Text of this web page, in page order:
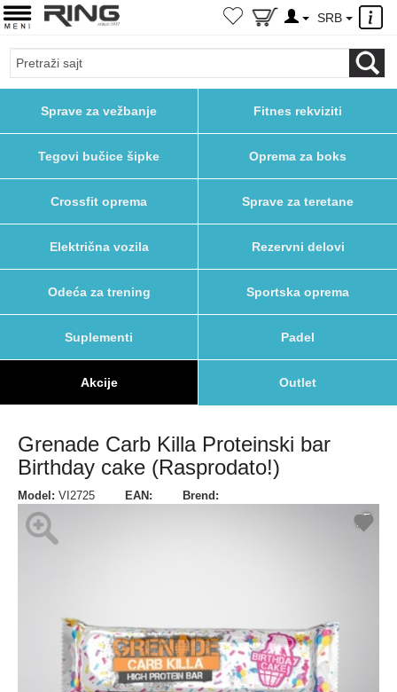
×
SRB
Sprave za vežbanje Fitnes rekviziti
Tegovi bučice šipke Oprema za boks
Crossfit oprema Sprave za teretane
Električna vozila Rezervni delovi
Odeća za trening Sportska oprema
Suplementi Padel
Akcije Outlet
Grenade Carb Killa Proteinski bar
Birthday cake (Rasprodato!)
Model: VI2725 EAN: Brend: